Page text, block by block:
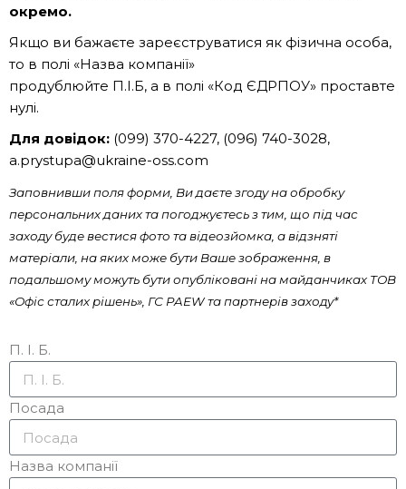
окремо.
Якщо ви бажаєте зареєструватися як фізична особа,
то в полі «Назва компанії»
продублюйте П.І.Б, а в полі «Код ЄДРПОУ» проставте
нулі.
Для довідок: (099) 370-4227, (096) 740-3028,
a.prystupa@ukraine-oss.com
Заповнивши поля форми, Ви даєте згоду на обробку
персональних даних та погоджуєтесь з тим, що під час
заходу буде вестися фото та відеозйомка, а відзняті
матеріали, на яких може бути Ваше зображення, в
подальшому можуть бути опубліковані на майданчиках ТОВ
«Офіс сталих рішень», ГС PAEW та партнерів заходу*
П. І. Б.
Посада
Назва компанії